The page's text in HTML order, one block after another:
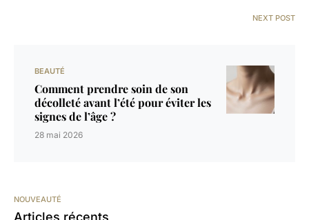
NEXT POST
BEAUTÉ
Comment prendre soin de son
décolleté avant l’été pour éviter les
signes de l’âge ?
28 mai 2026
NOUVEAUTÉ
Articles récents